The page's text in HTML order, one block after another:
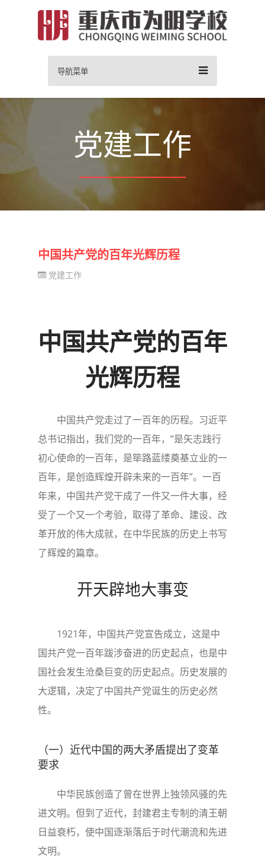
导航菜单
党建工作
中国共产党的百年光辉历程
党建工作
中国共产党的百年
光辉历程
中国共产党走过了一百年的历程。习近平
总书记指出，我们党的一百年，“是矢志践行
初心使命的一百年，是筚路蓝缕奠基立业的一
百年，是创造辉煌开辟未来的一百年”。一百
年来，中国共产党干成了一件又一件大事，经
受了一个又一个考验，取得了革命、建设、改
革开放的伟大成就，在中华民族的历史上书写
了辉煌的篇章。
开天辟地大事变
1921年，中国共产党宣告成立，这是中
国共产党一百年跋涉奋进的历史起点，也是中
国社会发生沧桑巨变的历史起点。历史发展的
大逻辑，决定了中国共产党诞生的历史必然
性。
（一）近代中国的两大矛盾提出了变革
要求
中华民族创造了曾在世界上独领风骚的先
进文明。但到了近代，封建君主专制的清王朝
日益衰朽，使中国逐渐落后于时代潮流和先进
文明。